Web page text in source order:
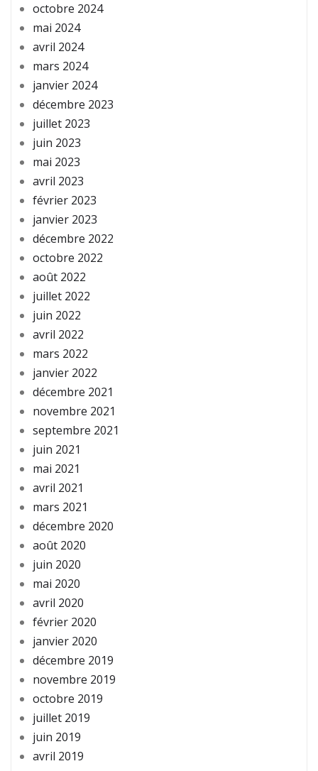
octobre 2024
mai 2024
avril 2024
mars 2024
janvier 2024
décembre 2023
juillet 2023
juin 2023
mai 2023
avril 2023
février 2023
janvier 2023
décembre 2022
octobre 2022
août 2022
juillet 2022
juin 2022
avril 2022
mars 2022
janvier 2022
décembre 2021
novembre 2021
septembre 2021
juin 2021
mai 2021
avril 2021
mars 2021
décembre 2020
août 2020
juin 2020
mai 2020
avril 2020
février 2020
janvier 2020
décembre 2019
novembre 2019
octobre 2019
juillet 2019
juin 2019
avril 2019